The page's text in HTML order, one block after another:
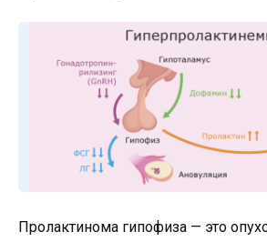
Пролактинома гипофиза — это